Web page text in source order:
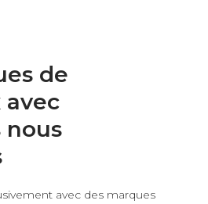
de
avec
nous
avec des marques